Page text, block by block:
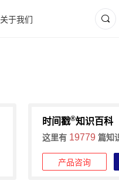
关于我们
时间戳®知识百科
这里有 19779 篇知
产品咨询